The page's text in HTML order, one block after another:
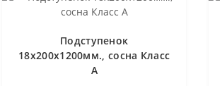
Подступенок
18х200х1200мм., сосна Класс
А